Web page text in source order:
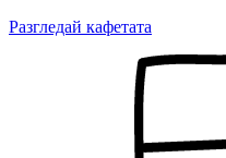
Разгледай кафетата